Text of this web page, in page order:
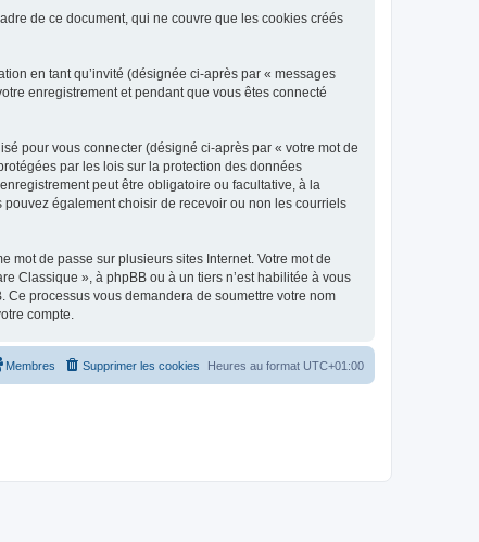
de ce document, qui ne couvre que les cookies créés
en tant qu’invité (désignée ci-après par « messages
enregistrement et pendant que vous êtes connecté
pour vous connecter (désigné ci-après par « votre mot de
par les lois sur la protection des données
peut être obligatoire ou facultative, à la
également choisir de recevoir ou non les courriels
mot de passe sur plusieurs sites Internet. Votre mot de
Classique », à phpBB ou à un tiers n’est habilitée à vous
Ce processus vous demandera de soumettre votre nom
compte.
Heures au format UTC+01:00
Supprimer les cookies
Membres